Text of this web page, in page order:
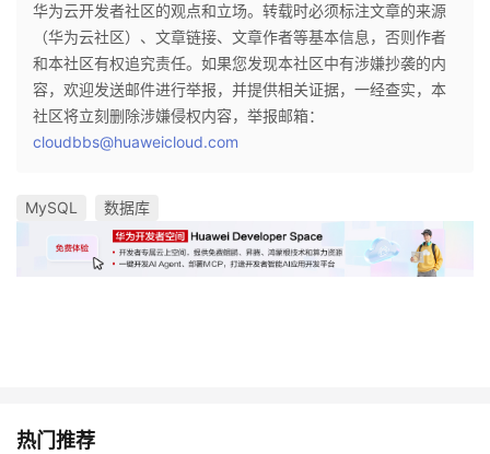
华为云开发者社区的观点和立场。转载时必须标注文章的来源
（华为云社区）、文章链接、文章作者等基本信息，否则作者
和本社区有权追究责任。如果您发现本社区中有涉嫌抄袭的内
容，欢迎发送邮件进行举报，并提供相关证据，一经查实，本
社区将立刻删除涉嫌侵权内容，举报邮箱：
cloudbbs@huaweicloud.com
MySQL 数据库
热门推荐